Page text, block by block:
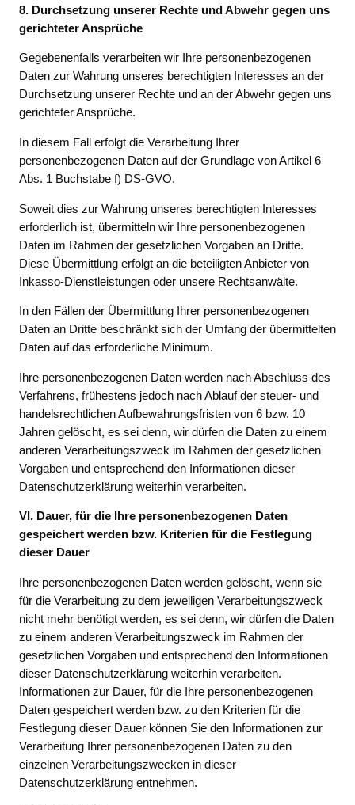
8. Durchsetzung unserer Rechte und Abwehr gegen uns
gerichteter Ansprüche
Gegebenenfalls verarbeiten wir Ihre personenbezogenen
Daten zur Wahrung unseres berechtigten Interesses an der
Durchsetzung unserer Rechte und an der Abwehr gegen uns
gerichteter Ansprüche.
In diesem Fall erfolgt die Verarbeitung Ihrer
personenbezogenen Daten auf der Grundlage von Artikel 6
Abs. 1 Buchstabe f) DS-GVO.
Soweit dies zur Wahrung unseres berechtigten Interesses
erforderlich ist, übermitteln wir Ihre personenbezogenen
Daten im Rahmen der gesetzlichen Vorgaben an Dritte.
Diese Übermittlung erfolgt an die beteiligten Anbieter von
Inkasso-Dienstleistungen oder unsere Rechtsanwälte.
In den Fällen der Übermittlung Ihrer personenbezogenen
Daten an Dritte beschränkt sich der Umfang der übermittelten
Daten auf das erforderliche Minimum.
Ihre personenbezogenen Daten werden nach Abschluss des
Verfahrens, frühestens jedoch nach Ablauf der steuer- und
handelsrechtlichen Aufbewahrungsfristen von 6 bzw. 10
Jahren gelöscht, es sei denn, wir dürfen die Daten zu einem
anderen Verarbeitungszweck im Rahmen der gesetzlichen
Vorgaben und entsprechend den Informationen dieser
Datenschutzerklärung weiterhin verarbeiten.
VI. Dauer, für die Ihre personenbezogenen Daten
gespeichert werden bzw. Kriterien für die Festlegung
dieser Dauer
Ihre personenbezogenen Daten werden gelöscht, wenn sie
für die Verarbeitung zu dem jeweiligen Verarbeitungszweck
nicht mehr benötigt werden, es sei denn, wir dürfen die Daten
zu einem anderen Verarbeitungszweck im Rahmen der
gesetzlichen Vorgaben und entsprechend den Informationen
dieser Datenschutzerklärung weiterhin verarbeiten.
Informationen zur Dauer, für die Ihre personenbezogenen
Daten gespeichert werden bzw. zu den Kriterien für die
Festlegung dieser Dauer können Sie den Informationen zur
Verarbeitung Ihrer personenbezogenen Daten zu den
einzelnen Verarbeitungszwecken in dieser
Datenschutzerklärung entnehmen.